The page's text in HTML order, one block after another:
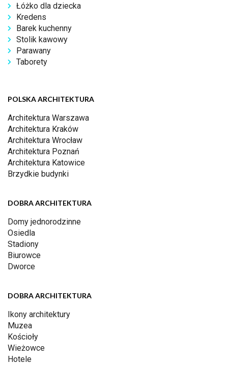
Łóżko dla dziecka
Kredens
Barek kuchenny
Stolik kawowy
Parawany
Taborety
POLSKA ARCHITEKTURA
Architektura Warszawa
Architektura Kraków
Architektura Wrocław
Architektura Poznań
Architektura Katowice
Brzydkie budynki
DOBRA ARCHITEKTURA
Domy jednorodzinne
Osiedla
Stadiony
Biurowce
Dworce
DOBRA ARCHITEKTURA
Ikony architektury
Muzea
Kościoły
Wieżowce
Hotele